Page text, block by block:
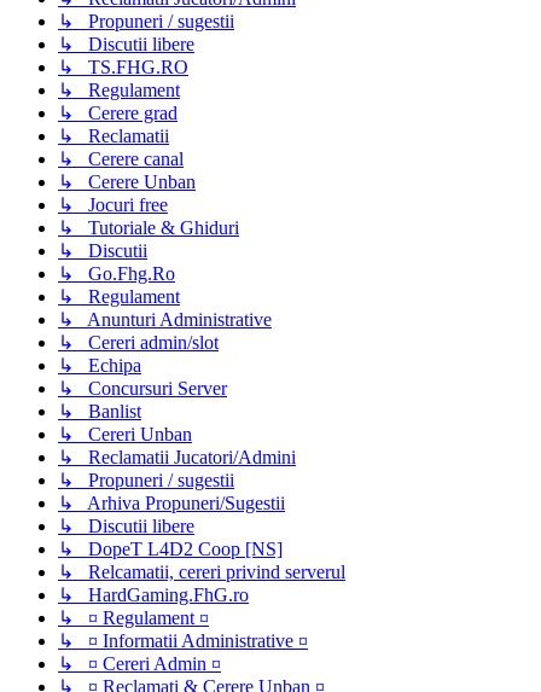
↳ Propuneri / sugestii
↳ Discutii libere
↳ TS.FHG.RO
↳ Regulament
↳ Cerere grad
↳ Reclamatii
↳ Cerere canal
↳ Cerere Unban
↳ Jocuri free
↳ Tutoriale & Ghiduri
↳ Discutii
↳ Go.Fhg.Ro
↳ Regulament
↳ Anunturi Administrative
↳ Cereri admin/slot
↳ Echipa
↳ Concursuri Server
↳ Banlist
↳ Cereri Unban
↳ Reclamatii Jucatori/Admini
↳ Propuneri / sugestii
↳ Arhiva Propuneri/Sugestii
↳ Discutii libere
↳ DopeT L4D2 Coop [NS]
↳ Relcamatii, cereri privind serverul
↳ HardGaming.FhG.ro
↳ ¤ Regulament ¤
↳ ¤ Informatii Administrative ¤
↳ ¤ Cereri Admin ¤
↳ ¤ Reclamati & Cerere Unban ¤